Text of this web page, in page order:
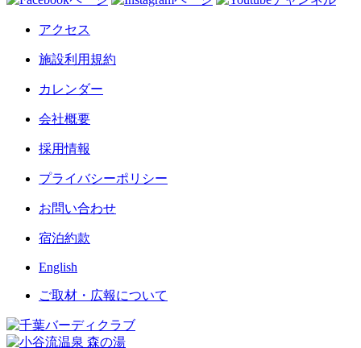
アクセス
施設利用規約
カレンダー
会社概要
採用情報
プライバシーポリシー
お問い合わせ
宿泊約款
English
ご取材・広報について